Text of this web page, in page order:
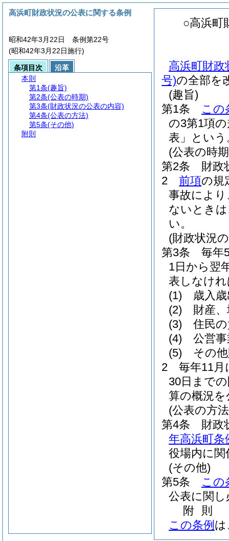
○高浜町
高浜町財
号)の全部を
(趣旨)
第1条
この
の3第1項
表」という
(公表の時
第2条
財政
2
前項の規
事故により
ないとき
い。
(財政状況
第3条
毎年
1日から翌
表しなけ
(1)
歳入
(2)
財産
(3)
住民
(4)
公営
(5)
その
2
毎年11
30日まで
算の概況
(公表の方
第4条
財政
年高浜町条
役場内に
(その他)
第5条
この
公表に関
附 則
この条例 は
高浜町財政状況の公表に関する条例
昭和42年3月22日 条例第22号
(昭和42年3月22日施行)
条項目次
沿革
本則
第1条(趣旨)
第2条(公表の時期)
第3条(財政状況の公表の内容)
第4条(公表の方法)
第5条(その他)
附則